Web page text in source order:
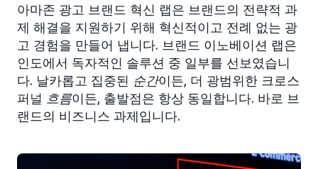
아마존 광고 브랜드 혁신 랩은 브랜드의 전략적 과
제 해결을 지원하기 위해 혁신적이고 전례 없는 광
고 경험을 만들어 냅니다. 브랜드 이노베이션 랩은
인도에서 독자적인 솔루션 중 일부를 선보였습니
다. 날카롭고 집중된 순간이든, 더 광범위한 크로스
퍼널 흐름이든, 출발점은 항상 동일합니다. 바로 브
랜드의 비즈니스 과제입니다.